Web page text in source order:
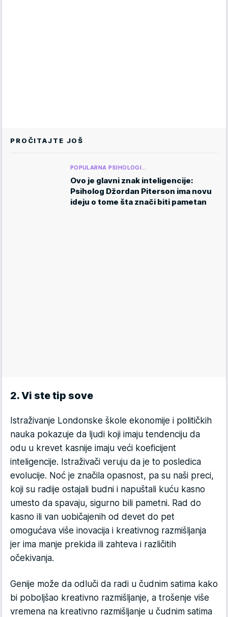
PROČITAJTE JOŠ
POPULARNA PSIHOLOGI…
Ovo je glavni znak inteligencije:
Psiholog Džordan Piterson ima novu
ideju o tome šta znači biti pametan
2. Vi ste tip sove
Istraživanje Londonske škole ekonomije i političkih
nauka pokazuje da ljudi koji imaju tendenciju da
odu u krevet kasnije imaju veći koeficijent
inteligencije. Istraživači veruju da je to posledica
evolucije. Noć je značila opasnost, pa su naši preci,
koji su radije ostajali budni i napuštali kuću kasno
umesto da spavaju, sigurno bili pametni. Rad do
kasno ili van uobičajenih od devet do pet
omogućava više inovacija i kreativnog razmišljanja
jer ima manje prekida ili zahteva i različitih
očekivanja.
Genije može da odluči da radi u čudnim satima kako
bi poboljšao kreativno razmišljanje, a trošenje više
vremena na kreativno razmišljanje u čudnim satima